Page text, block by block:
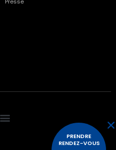
Presse
PRENDRE
RENDEZ-VOUS